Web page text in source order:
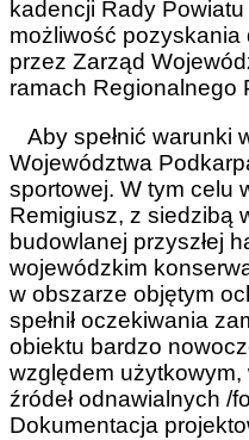
kadencji Rady
możliwość pozyskania
przez Zarząd
ramach Regionalnego
Aby spełnić warunki
Województwa
sportowej. W tym celu
Remigiusz, z siedzibą
budowlanej przyszłej
wojewódzkim
w obszarze objętym
spełnił oczekiwania
obiektu bardzo
względem
źródeł odnawialnych /
Dokumentacja